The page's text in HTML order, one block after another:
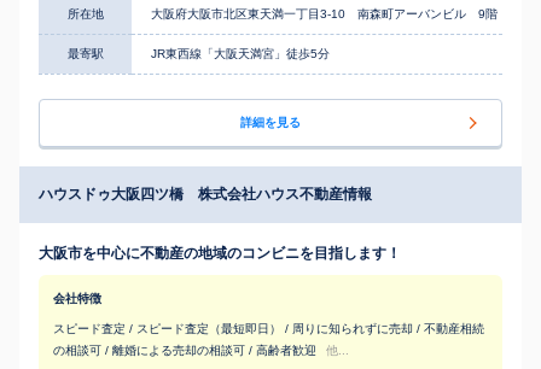
所在地 大阪府大阪市北区東天満一丁目3-10 南森町アーバンビル 9階
最寄駅 JR東西線「大阪天満宮」徒歩5分
詳細を見る
ハウスドゥ大阪四ツ橋 株式会社ハウス不動産情報
大阪市を中心に不動産の地域のコンビニを目指します！
会社特徴
スピード査定 / スピード査定（最短即日） / 周りに知られずに売却 / 不動産相続
の相談可 / 離婚による売却の相談可 / 高齢者歓迎
他...